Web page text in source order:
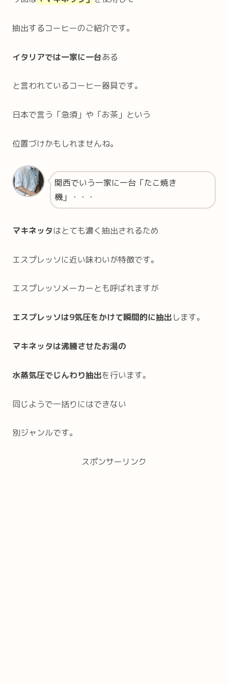
抽出するコーヒーのご紹介です。
イタリアでは一家に一台ある
と言われているコーヒー器具です。
日本で言う「急須」や「お茶」という
位置づけかもしれませんね。
関西でいう一家に一台「たこ焼き
機」・・・
マキネッタはとても濃く抽出されるため
エスプレッソに近い味わいが特徴です。
エスプレッソメーカーとも呼ばれますが
エスプレッソは9気圧をかけて瞬間的に抽出します。
マキネッタは沸騰させたお湯の
水蒸気圧でじんわり抽出を行います。
同じようで一括りにはできない
別ジャンルです。
スポンサーリンク